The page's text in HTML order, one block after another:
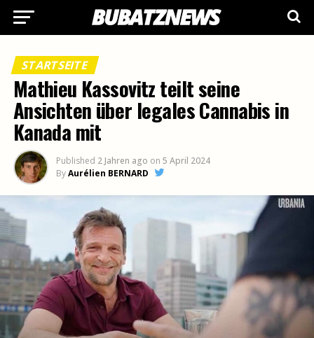
STARTSEITE
Mathieu Kassovitz teilt seine
Ansichten über legales Cannabis in
Kanada mit
Published 2 Jahren ago on 5 April 2024
ByAurélien BERNARD